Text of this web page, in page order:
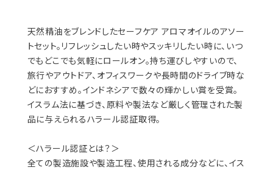
天然精油をブレンドしたセーフケア アロマオイルのアソー
トセット。リフレッシュしたい時やスッキリしたい時に、いつ
でもどこでも気軽にロールオン。持ち運びしやすいので、
旅行やアウトドア、オフィスワークや長時間のドライブ時な
どにおすすめ。インドネシアで数々の輝かしい賞を受賞。
イスラム法に基づき、原料や製法など厳しく管理された製
品に与えられるハラール認証取得。
＜ハラール認証とは？＞
全ての製造施設や製造工程、使用される成分などに、イス